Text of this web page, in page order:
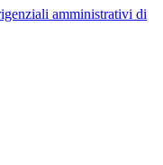
amministrativi di